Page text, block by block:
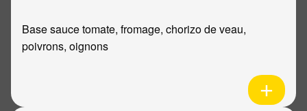
Base sauce tomate, fromage, chorizo de veau,
poivrons, oignons